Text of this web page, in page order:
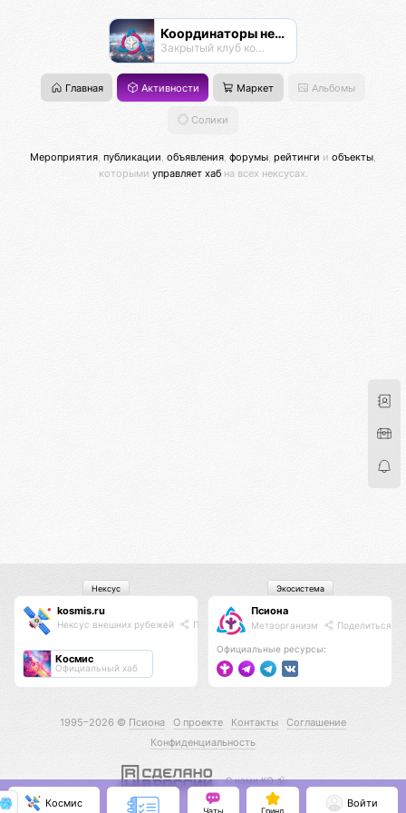
Координаторы нексусов
Закрытый клуб координаторов
Главная Активности Маркет Альбомы
Солики
Мероприятия публикации объявления форумы рейтинги и объекты
которыми управляет хабна всех нексусах.
kosmis.ru
Нексус внешних рубежей Поделиться
Космис
Официальный хаб
Нексус
Псиона
Метаорганизм Поделиться
Официальные ресурсы:
Экосистема
1995–2026 © Псиона О проекте Контакты
Соглашение
Конфиденциальность
С нами КО 🕉️
Космис
Чаты Гринд
Войти